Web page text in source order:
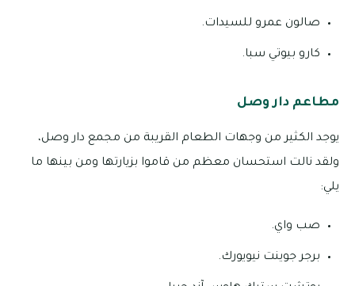
صالون عمرو للسيدات.
كارو بيوتي سبا.
مطاعم دار وصل
يوجد الكثير من وجهات الطعام القريبة من مجمع دار وصل،
ولقد نالت استحسان معظم من قاموا بزيارتها ومن بينها ما
يلي:
صب واي.
برجر جوينت نيويورك.